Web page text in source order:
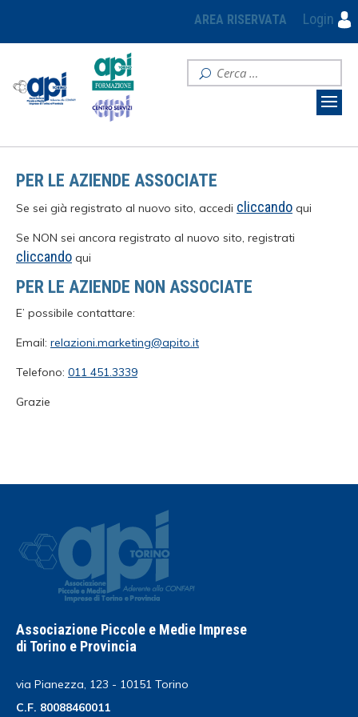
AREA RISERVATA Login
PER LE AZIENDE ASSOCIATE
Se sei già registrato al nuovo sito, accedi cliccando qui
Se NON sei ancora registrato al nuovo sito, registrati
cliccando qui
PER LE AZIENDE NON ASSOCIATE
E’ possibile contattare:
Email: relazioni.marketing@apito.it
Telefono: 011 451.3339
Grazie
Associazione Piccole e Medie Imprese
di Torino e Provincia
via Pianezza, 123 - 10151 Torino
C.F. 80088460011